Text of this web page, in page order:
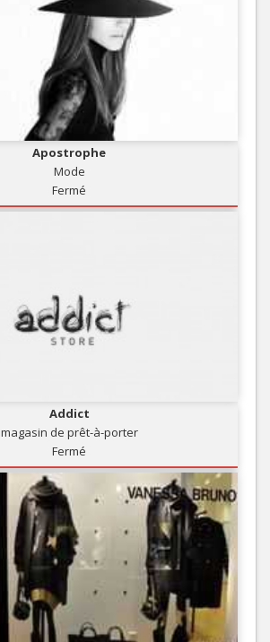
Apostrophe
Mode
Fermé
Addict
magasin de prêt-à-porter
Fermé